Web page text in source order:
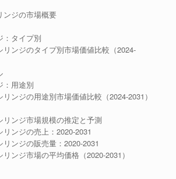
ンジの市場概要
：タイプ別
ンジのタイプ別市場価値比較（2024-
：用途別
ンジの用途別市場価値比較（2024-2031）
リンジ市場規模の推定と予測
ンジの売上：2020-2031
ンジの販売量：2020-2031
ンジ市場の平均価格（2020-2031）